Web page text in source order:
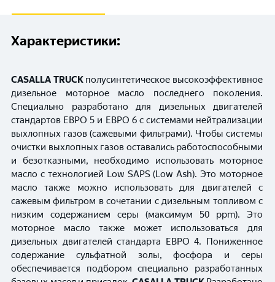
Характеристики:
CASALLA TRUCKполусинтетическое высокоэффективное
дизельное моторное масло последнего поколения.
Специально разработано для дизельных двигателей
стандартов ЕВРО 5 и ЕВРО 6 с системами нейтрализации
выхлопных газов (сажевыми фильтрами). Чтобы системы
очистки выхлопных газов оставались работоспособными
и безотказными, необходимо использовать моторное
масло с технологией Low SAPS (Low Ash). Это моторное
масло также можно использовать для двигателей с
сажевым фильтром в сочетании с дизельным топливом с
низким содержанием серы (максимум 50 ppm). Это
моторное масло также может использоваться для
дизельных двигателей стандарта ЕВРО 4. Пониженное
содержание сульфатной золы, фосфора и серы
обеспечивается подбором специально разработанных